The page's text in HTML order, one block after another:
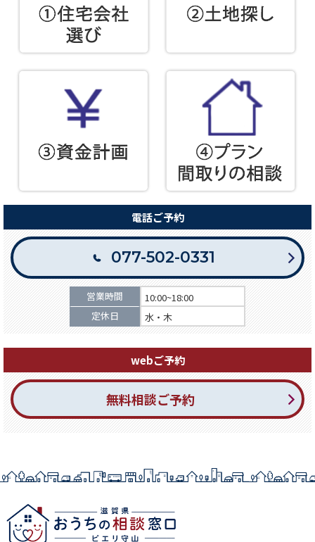
電話ご予約
077-502-0331
営業時間
10:00~18:00
定休日
水・木
webご予約
無料相談ご予約